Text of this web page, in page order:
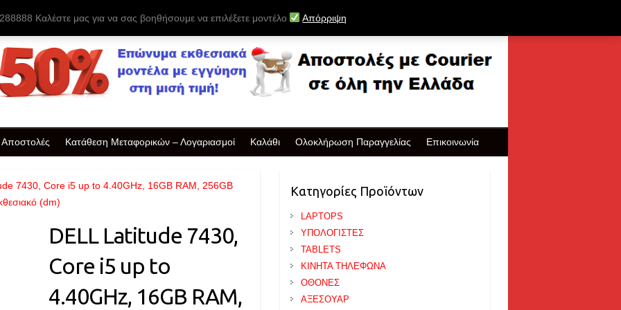
Καλέστε μας για να σας βοηθήσουμε να επιλέξετε μοντέλο Απόρριψη
Αποστολές Κατάθεση Μεταφορικών – Λογαριασμοί Καλάθι Ολοκλήρωση Παραγγελίας Επικοινωνία
7430, Core i5 up to 4.40GHz, 16GB RAM, 256GB
(dm)
DELL Latitude 7430,
Core i5 up to
4.40GHz, 16GB RAM,
Κατηγορίες Προϊόντων
LAPTOPS
ΥΠΟΛΟΓΙΣΤΕΣ
TABLETS
ΚΙΝΗΤΑ ΤΗΛΕΦΩΝΑ
ΟΘΟΝΕΣ
ΑΞΕΣΟΥΑΡ